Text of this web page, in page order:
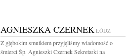
AGNIESZKA CZERNEK ŁÓDŹ
Z głębokim smutkiem przyjęliśmy wiadomość o
śmierci Śp. Agnieszki Czernek Sekretarki na